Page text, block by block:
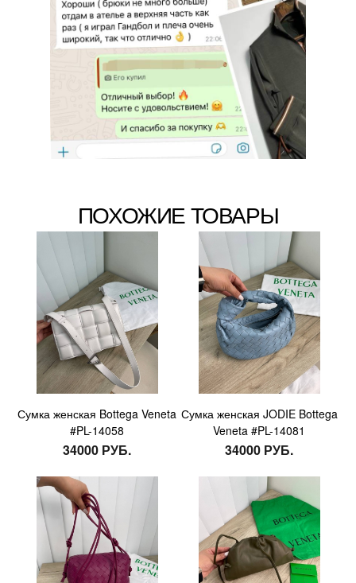
ПОХОЖИЕ ТОВАРЫ
Сумка женская Bottega Veneta
#PL-14058
34000 РУБ.
Сумка женская JODIE Bottega
Veneta #PL-14081
34000 РУБ.